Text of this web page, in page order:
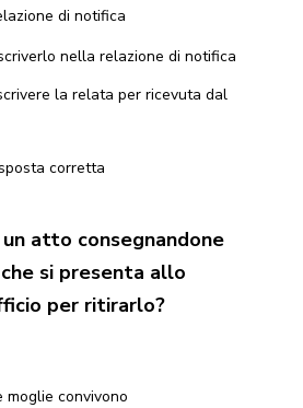
di notifica
nella relazione di notifica
la relata per ricevuta dal
corretta
atto consegnandone
si presenta allo
per ritirarlo?
moglie convivono